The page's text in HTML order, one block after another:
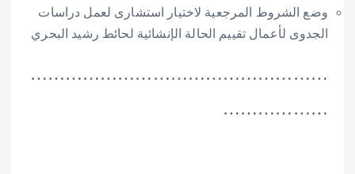
المرجعية لاختيار استشارى لعمل دراسات
لأعمال تقييم الحالة الإنشائية لحائط رشيد البحري